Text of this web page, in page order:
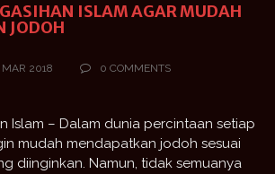
ISLAM AGAR MUDAH
JODOH
MAR 2018 0 COMMENTS
Islam – Dalam dunia percintaan setiap
mudah mendapatkan jodoh sesuai
diinginkan. Namun, tidak semuanya